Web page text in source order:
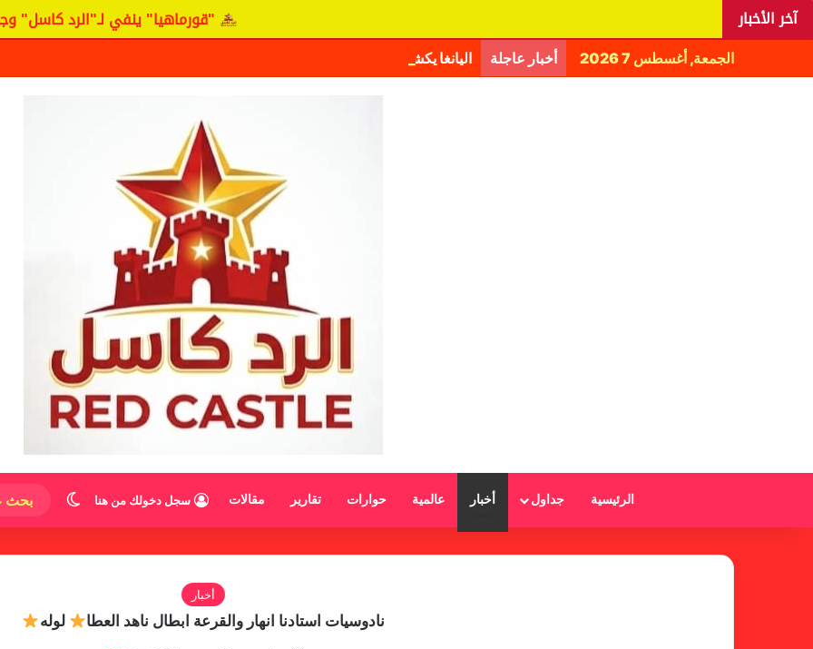
آخر الأخبار "قورماهيا" ينفي لـ"الرد كاسل" وجود
الجمعة, أغسطس 7 2026 أخبار عاجلة اليانغا يكشف حقيقة مفاوضات نجم المريخ
الرئيسية جداول أخبار عالمية حوارات تقارير مقالات سجل دخولك من هنا الوضع
أخبار
نادوسيات استادنا انهار والقرعة ابطال ناهد العطا لوله